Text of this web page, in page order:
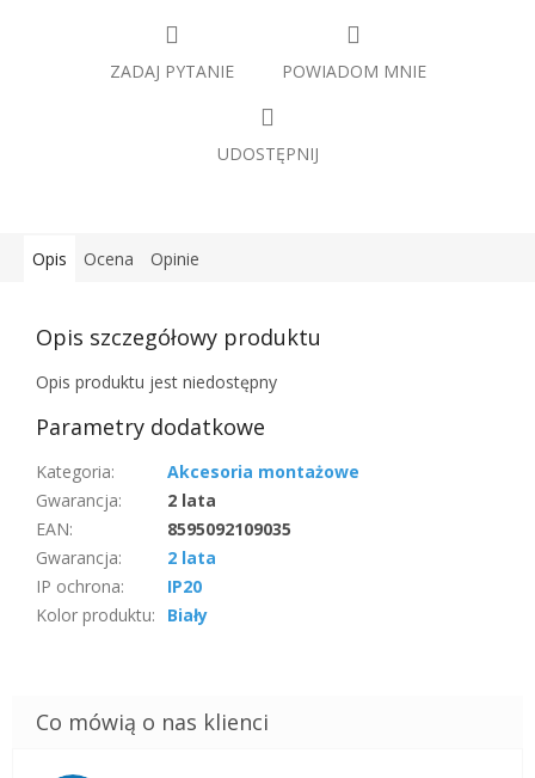
ZADAJ PYTANIE POWIADOM MNIE
UDOSTĘPNIJ
Opis Ocena Opinie
Opis szczegółowy produktu
Opis produktu jest niedostępny
Parametry dodatkowe
Kategoria:
Akcesoria montażowe
Gwarancja:
2 lata
EAN:
8595092109035
Gwarancja:
2 lata
IP ochrona:
IP20
Kolor produktu: Biały